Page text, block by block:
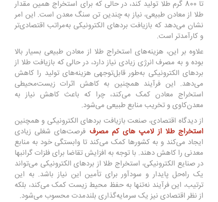
تا 800 گرم طلا تولید کند، در حالی که برای استخراج همین مقدار
طلا از معادن طبیعی، نیاز به چندین تن سنگ معدن است. این امر
نشان می‌دهد که بازیافت بردهای الکترونیکی به‌مراتب اقتصادی‌تر
و کارآمدتر است.
علاوه بر این، هزینه‌های استخراج طلا از معادن طبیعی بسیار بالا
بوده و به مصرف انرژی زیادی نیاز دارد، در حالی که بازیافت طلا از
بردهای الکترونیکی به‌طور قابل‌توجهی هزینه‌های تولید را کاهش
می‌دهد. این فرآیند همچنین به کاهش اثرات زیست‌محیطی
استخراج معادن کمک می‌کند، چرا که باعث کاهش نیاز به
معدن‌کاوی و تخریب منابع طبیعی می‌شود.
از دیدگاه اقتصادی، صنعت بازیافت بردهای الکترونیکی و همچنین
استخراج طلا از لامپ های کم مصرف فرصت‌های شغلی زیادی
ایجاد می‌کند و به کشورها کمک می‌کند تا وابستگی خود به منابع
معدنی را کاهش دهند. با توجه به افزایش تقاضا برای فلزات گرانبها
در صنایع الکترونیکی، استخراج طلا از بردهای الکترونیکی می‌تواند
یک راه‌حل پایدار و سودآور برای تأمین این نیاز باشد. به این
ترتیب، این فرآیند نه‌تنها به حفظ محیط زیست کمک می‌کند، بلکه
از نظر اقتصادی نیز یک سرمایه‌گذاری بلندمدت محسوب می‌شود.